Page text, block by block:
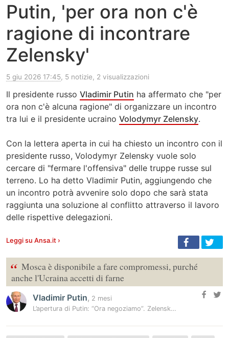
Putin, 'per ora non c'è
ragione di incontrare
Zelensky'
5 giu 2026 17:45, 5 notizie, 2 visualizzazioni
Il presidente russo Vladimir Putin ha affermato che "per
ora non c'è alcuna ragione" di organizzare un incontro
tra lui e il presidente ucraino Volodymyr Zelensky.
Con la lettera aperta in cui ha chiesto un incontro con il
presidente russo, Volodymyr Zelensky vuole solo
cercare di "fermare l'offensiva" delle truppe russe sul
terreno. Lo ha detto Vladimir Putin, aggiungendo che
un incontro potrà avvenire solo dopo che sarà stata
raggiunta una soluzione al conflitto attraverso il lavoro
delle rispettive delegazioni.
Leggi su Ansa.it ›
“ Mosca è disponibile a fare compromessi, purché
anche l'Ucraina accetti di farne
Vladimir Putin, 2 mesi
L’apertura di Putin: “Ora negoziamo”. Zelensky: “Vediamoci”. Trump:…